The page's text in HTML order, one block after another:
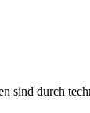
sind durch